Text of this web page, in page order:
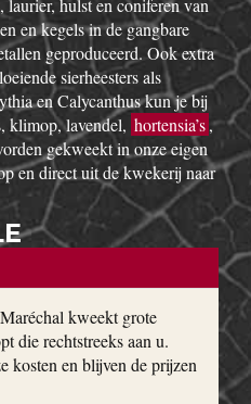
laurier, hulst en coniferen van
en kegels in de gangbare
geproduceerd. Ook extra
sierheesters als
en Calycanthus kun je bij
klimop, lavendel, hortensia’s,
gekweekt in onze eigen
en direct uit de kwekerij naar
kweekt grote
die rechtstreeks aan u.
kosten en blijven de prijzen